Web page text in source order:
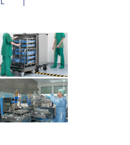
piederumi KL